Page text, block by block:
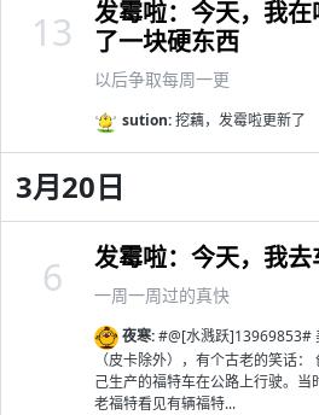
发霉啦：今天，我
了一块硬东西
以后争取每周一更
sution:挖藕，发霉啦更新了
13
3月20日
发霉啦：今天，我
一周一周过的真快
夜寒:#@[水溅跃]13969853#
（皮卡除外），有个古老的笑话
己生产的福特车在公路上行驶。
老福特看见有辆福特...
6